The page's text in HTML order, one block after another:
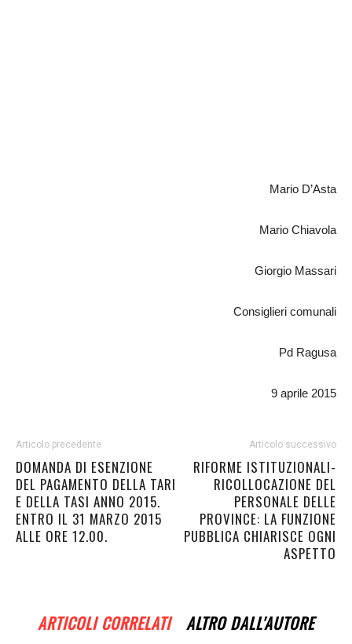
Mario D’Asta
Mario Chiavola
Giorgio Massari
Consiglieri comunali
Pd Ragusa
9 aprile 2015
Articolo precedente
DOMANDA DI ESENZIONE
DEL PAGAMENTO DELLA TARI
E DELLA TASI ANNO 2015.
ENTRO IL 31 MARZO 2015
ALLE ORE 12.00.
Articolo successivo
RIFORME ISTITUZIONALI-
RICOLLOCAZIONE DEL
PERSONALE DELLE
PROVINCE: LA FUNZIONE
PUBBLICA CHIARISCE OGNI
ASPETTO
ARTICOLI CORRELATI ALTRO DALL'AUTORE